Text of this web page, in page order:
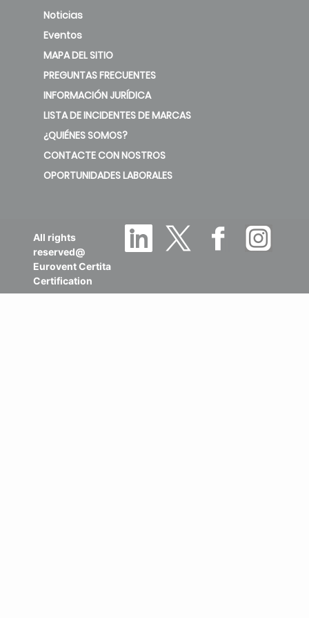
Noticias
Eventos
MAPA DEL SITIO
PREGUNTAS FRECUENTES
INFORMACIÓN JURÍDICA
LISTA DE INCIDENTES DE MARCAS
¿QUIÉNES SOMOS?
CONTACTE CON NOSTROS
OPORTUNIDADES LABORALES
All rights
reserved@
Eurovent Certita
Certification